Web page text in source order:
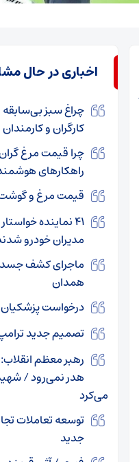
اخباری در حال
چراغ سبز
کارگران و کارمندان
چرا قیمت مرغ
راهکارهای هوشمند
قیمت مرغ و گوشت قرمز
۴۱ نماینده
مدیران خودرو
ماجرای کشف جسد
همدان
درخواست پزشکیان
تصمیم جدید ترامپ
رهبر معظم
هدر نمی‌رود /
می‌کرد
توسعه تعاملات
جدید